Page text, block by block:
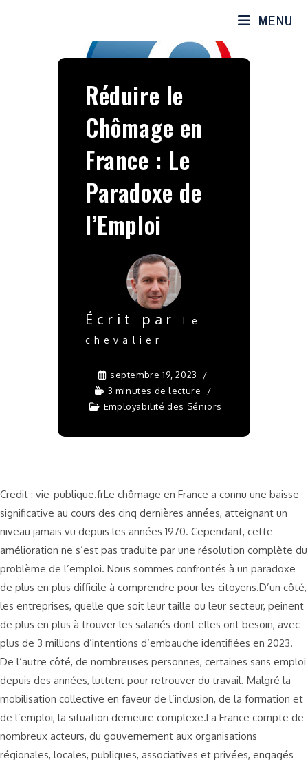
MENU
Réduire le
Chômage en
France : Le
Paradoxe de
l’Emploi
Écrit par
Le
chevalier
septembre 19, 2023
3 minutes de lecture
Employabilité des Séniors
Credit : vie-publique.frLe chômage en France a connu une baisse
significative au cours des cinq dernières années, atteignant un
niveau jamais vu depuis les années 1970. Cependant, cette
amélioration ne s’est pas traduite par une résolution complète du
problème de l’emploi. Nous sommes confrontés à un paradoxe
de plus en plus difficile à comprendre pour les citoyens.D’un côté,
les entreprises, quelle que soit leur taille ou leur secteur, peinent
de plus en plus à trouver les salariés dont elles ont besoin, avec
plus de 3 millions d’intentions d’embauche identifiées en 2023.
De l’autre côté, de nombreuses personnes, certaines sans emploi
depuis des années, luttent pour retrouver du travail. Malgré la
mobilisation collective en faveur de l’inclusion, de la formation et
de l’emploi, la situation demeure complexe.La France compte de
nombreux acteurs, du gouvernement aux organisations
régionales, locales, publiques, associatives et privées, engagés